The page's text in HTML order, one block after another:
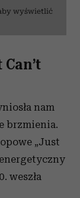
wyświetlić
Can’t
nam
brzmienia.
„Just
weszła